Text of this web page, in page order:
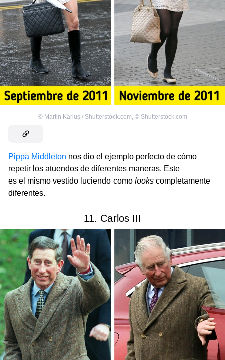
© Martin Karius / Shutterstock.com © Shutterstock.com
Pippa Middleton nos dio el ejemplo perfecto de cómo
repetir los atuendos de diferentes maneras. Este
es el mismo vestido luciendo como looks completamente
diferentes.
11. Carlos III